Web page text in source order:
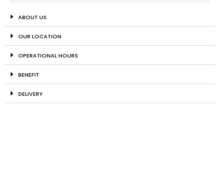
ABOUT US
OUR LOCATION
OPERATIONAL HOURS
BENEFIT
DELIVERY